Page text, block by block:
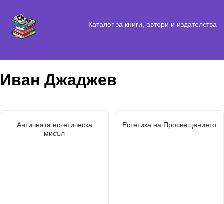
Каталог за книги, автори и издателства
Иван Джаджев
Античната естетическа
мисъл
Естетика на Просвещението